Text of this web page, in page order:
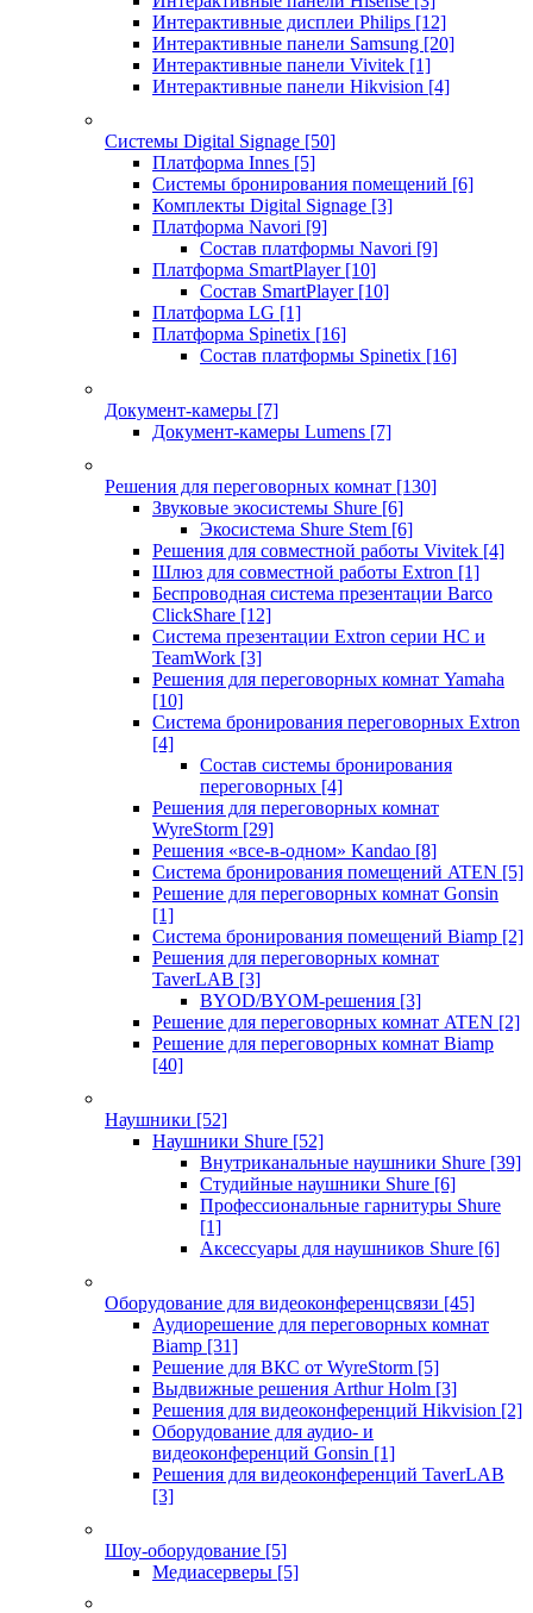
Интерактивные дисплеи Philips [12]
Интерактивные панели Samsung [20]
Интерактивные панели Vivitek [1]
Интерактивные панели Hikvision [4]
Системы Digital Signage [50]
Платформа Innes [5]
Системы бронирования помещений [6]
Комплекты Digital Signage [3]
Платформа Navori [9]
Состав платформы Navori [9]
Платформа SmartPlayer [10]
Состав SmartPlayer [10]
Платформа LG [1]
Платформа Spinetix [16]
Состав платформы Spinetix [16]
Документ-камеры [7]
Документ-камеры Lumens [7]
Решения для переговорных комнат [130]
Звуковые экосистемы Shure [6]
Экосистема Shure Stem [6]
Решения для совместной работы Vivitek [4]
Шлюз для совместной работы Extron [1]
Беспроводная система презентации Barco
ClickShare [12]
Система презентации Extron серии HC и
TeamWork [3]
Решения для переговорных комнат Yamaha
[10]
Система бронирования переговорных Extron
[4]
Состав системы бронирования
переговорных [4]
Решения для переговорных комнат
WyreStorm [29]
Решения «все-в-одном» Kandao [8]
Система бронирования помещений ATEN [5]
Решение для переговорных комнат Gonsin
[1]
Система бронирования помещений Biamp [2]
Решения для переговорных комнат
TaverLAB [3]
BYOD/BYOM-решения [3]
Решение для переговорных комнат ATEN [2]
Решение для переговорных комнат Biamp
[40]
Наушники [52]
Наушники Shure [52]
Внутриканальные наушники Shure [39]
Студийные наушники Shure [6]
Профессиональные гарнитуры Shure
[1]
Аксессуары для наушников Shure [6]
Оборудование для видеоконференцсвязи [45]
Аудиорешение для переговорных комнат
Biamp [31]
Решение для ВКС от WyreStorm [5]
Выдвижные решения Arthur Holm [3]
Решения для видеоконференций Hikvision [2]
Оборудование для аудио- и
видеоконференций Gonsin [1]
Решения для видеоконференций TaverLAB
[3]
Шоу-оборудование [5]
Медиасерверы [5]